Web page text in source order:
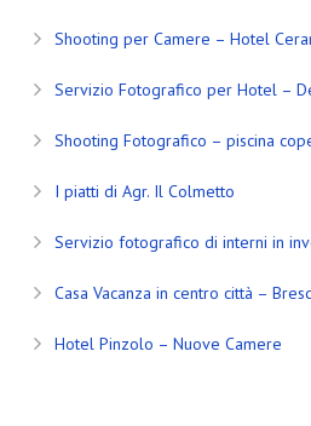
Shooting per Camere – Hotel
Servizio Fotografico per Hotel –
Shooting Fotografico – piscina
I piatti di Agr. Il Colmetto
Servizio fotografico di interni in
Casa Vacanza in centro città –
Hotel Pinzolo – Nuove Camere